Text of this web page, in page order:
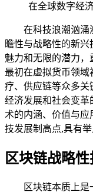
在全球数字经
在科技浪潮汹涌
瞻性与战略性的新
魅力和无限的潜力，
最初在虚拟货币领域
疗、供应链等众多关
经济发展和社会变革
术的内涵、价值与应
技发展制高点,具有举
区块链战略
区块链本质上